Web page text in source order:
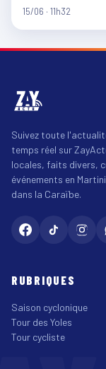
15/06 · 11h32
Suivez toute
temps réel sur
locales, faits divers,
événements en
dans la Caraïbe.
RUBRIQUES
Saison cyclonique
Tour des Yoles
Tour cycliste